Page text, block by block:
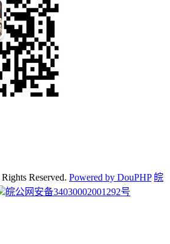
Reserved. Powered by DouPHP 皖
皖公网安备34030002001292号